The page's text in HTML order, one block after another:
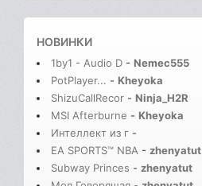
НОВИНКИ
1by1 - Audio D - Nemec555
PotPlayer... - Kheyoka
ShizuCallRecor - Ninja_H2R
MSI Afterburne - Kheyoka
Интеллект из г -
EA SPORTS™ NBA - zhenyatut
Subway Princes - zhenyatut